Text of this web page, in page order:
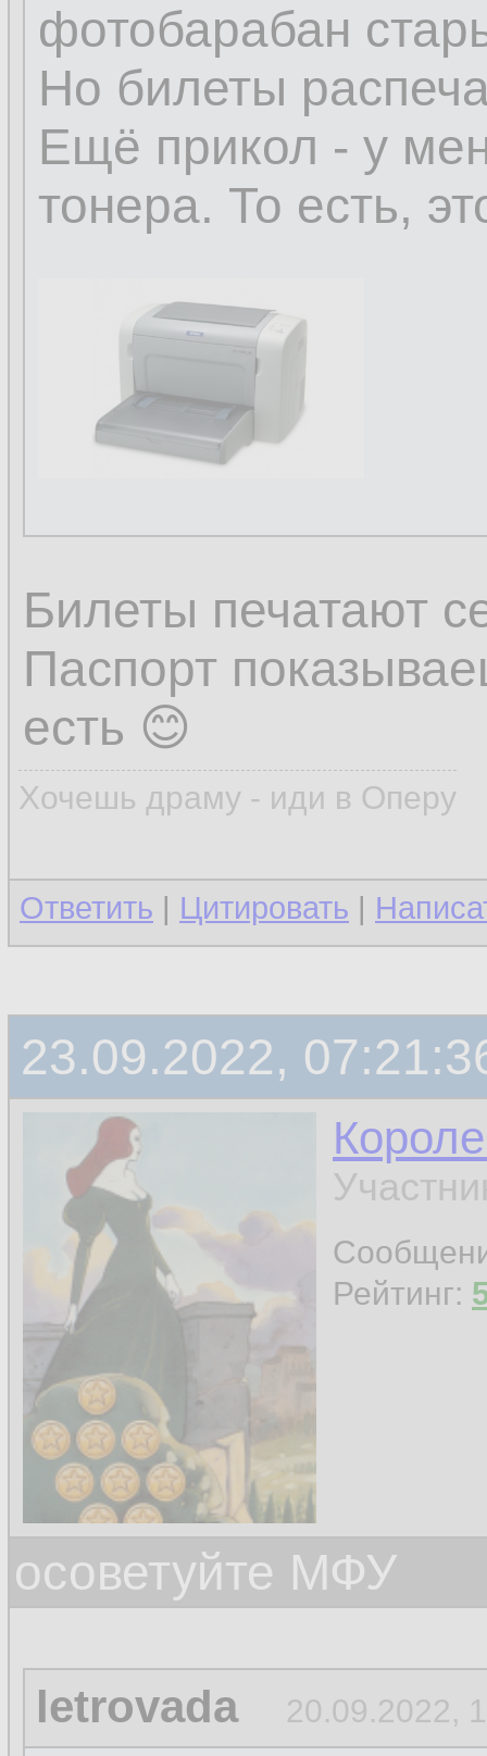
фотобарабан
Но билеты
Ещё прикол - у
тонера. То есть,
Билеты печатают
Паспорт
есть 😊
Хочешь драму - иди в Оперу
Ответить | Цитировать |
23.09.2022,
Рейтинг:
осоветуйте МФУ
letrovada 20.09.2022,